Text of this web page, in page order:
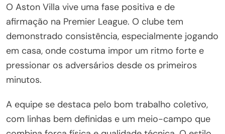
O Aston Villa vive uma fase positiva e de
afirmação na Premier League. O clube tem
demonstrado consistência, especialmente jogando
em casa, onde costuma impor um ritmo forte e
pressionar os adversários desde os primeiros
minutos.
A equipe se destaca pelo bom trabalho coletivo,
com linhas bem definidas e um meio-campo que